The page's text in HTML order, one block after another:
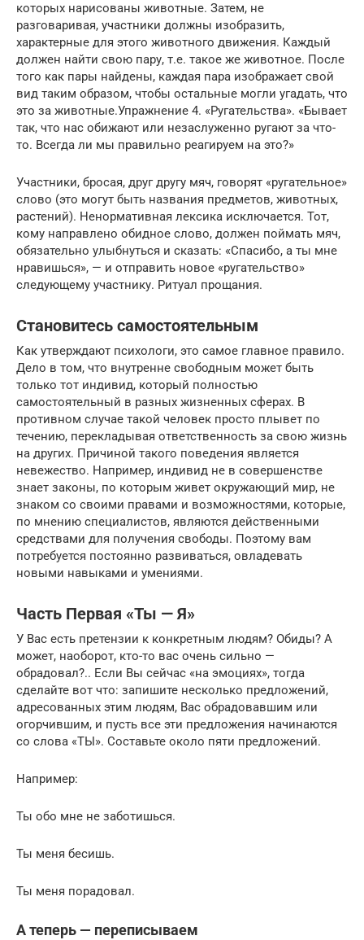
которых нарисованы животные. Затем, не
разговаривая, участники должны изобразить,
характерные для этого животного движения. Каждый
должен найти свою пару, т.е. такое же животное. После
того как пары найдены, каждая пара изображает свой
вид таким образом, чтобы остальные могли угадать, что
это за животные.Упражнение 4. «Ругательства». «Бывает
так, что нас обижают или незаслуженно ругают за что-
то. Всегда ли мы правильно реагируем на это?»
Участники, бросая, друг другу мяч, говорят «ругательное»
слово (это могут быть названия предметов, животных,
растений). Ненормативная лексика исключается. Тот,
кому направлено обидное слово, должен поймать мяч,
обязательно улыбнуться и сказать: «Спасибо, а ты мне
нравишься», — и отправить новое «ругательство»
следующему участнику. Ритуал прощания.
Становитесь самостоятельным
Как утверждают психологи, это самое главное правило.
Дело в том, что внутренне свободным может быть
только тот индивид, который полностью
самостоятельный в разных жизненных сферах. В
противном случае такой человек просто плывет по
течению, перекладывая ответственность за свою жизнь
на других. Причиной такого поведения является
невежество. Например, индивид не в совершенстве
знает законы, по которым живет окружающий мир, не
знаком со своими правами и возможностями, которые,
по мнению специалистов, являются действенными
средствами для получения свободы. Поэтому вам
потребуется постоянно развиваться, овладевать
новыми навыками и умениями.
Часть Первая «Ты — Я»
У Вас есть претензии к конкретным людям? Обиды? А
может, наоборот, кто-то вас очень сильно —
обрадовал?.. Если Вы сейчас «на эмоциях», тогда
сделайте вот что: запишите несколько предложений,
адресованных этим людям, Вас обрадовавшим или
огорчившим, и пусть все эти предложения начинаются
со слова «ТЫ». Составьте около пяти предложений.
Например:
Ты обо мне не заботишься.
Ты меня бесишь.
Ты меня порадовал.
А теперь — переписываем